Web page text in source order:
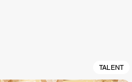
TALENT